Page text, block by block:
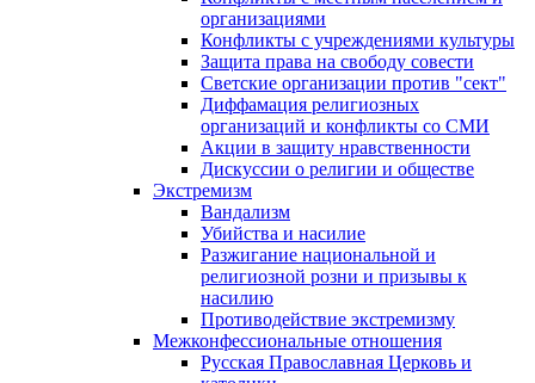
организациями
Конфликты с учреждениями культуры
Защита права на свободу совести
Светские организации против "сект"
Диффамация религиозных
организаций и конфликты со СМИ
Акции в защиту нравственности
Дискуссии о религии и обществе
Экстремизм
Вандализм
Убийства и насилие
Разжигание национальной и
религиозной розни и призывы к
насилию
Противодействие экстремизму
Межконфессиональные отношения
Русская Православная Церковь и